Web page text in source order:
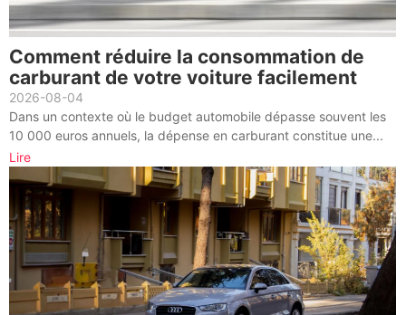
Comment réduire la consommation de
carburant de votre voiture facilement
2026-08-04
Dans un contexte où le budget automobile dépasse souvent les
10 000 euros annuels, la dépense en carburant constitue une...
Lire